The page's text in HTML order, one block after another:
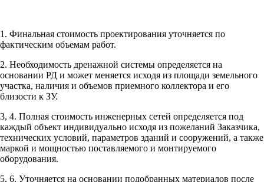
Рассчитывается индивидуально
Рассчитывается индивидуально
Рассчитывается индивидуально
Рассчитывается индивидуально
1. Финальная стоимость проектирования уточняется по
фактическим объемам работ.
2. Необходимость дренажной системы определяется на
основании РД и может меняется исходя из площади земельного
участка, наличия и объемов приемного коллектора и его
близости к ЗУ.
3, 4. Полная стоимость инженерных сетей определяется под
каждый объект индивидуально исходя из пожеланий Заказчика,
технических условий, параметров зданий и сооружений, а также
маркой и мощностью поставляемого и монтируемого
оборудования.
5, 6. Уточняется на основании подобранных материалов после